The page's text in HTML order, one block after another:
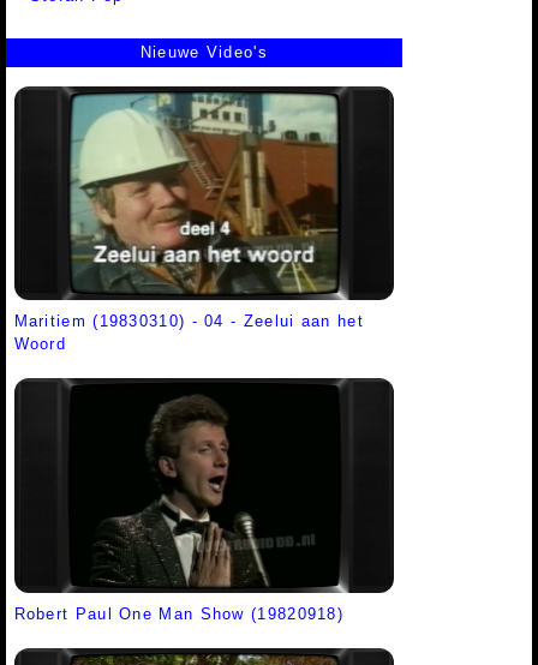
Nieuwe Video's
Maritiem (19830310) - 04 - Zeelui aan het
Woord
Robert Paul One Man Show (19820918)